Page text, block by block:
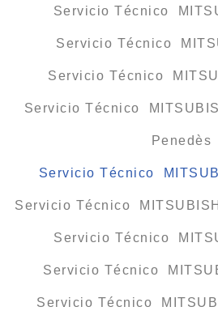
Servicio Técnico
Servicio Técnico
Servicio Técnico
Servicio Técnico
Penedès
Servicio Técnico
Servicio Técnico
Servicio Técnico
Servicio Técnico
Servicio Técnico